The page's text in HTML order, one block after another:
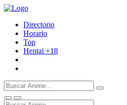
Directorio
Horario
Top
Hentai +18